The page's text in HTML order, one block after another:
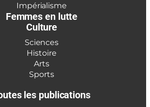
Impérialisme
Femmes en lutte
Culture
Sciences
Histoire
Arts
Sports
les publications